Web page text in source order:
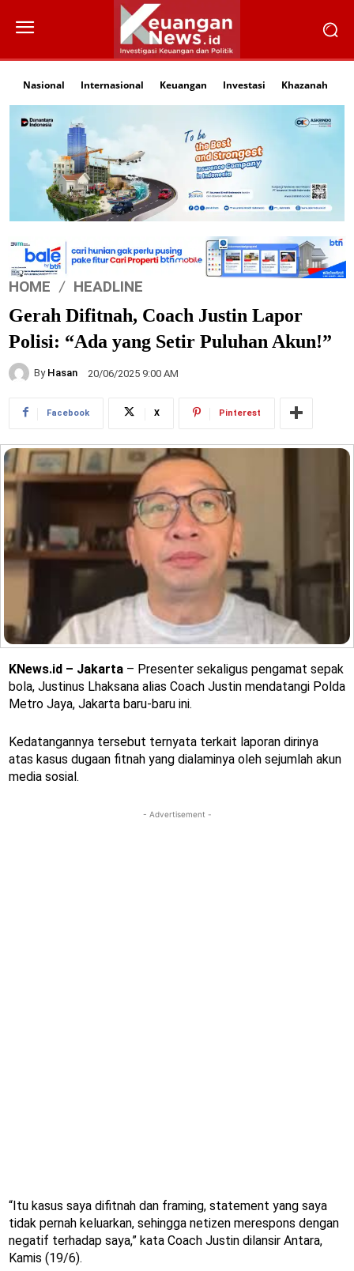
Nasional Internasional Keuangan Investasi Khazanah
HOME HEADLINE
Gerah Difitnah, Coach Justin Lapor
Polisi: “Ada yang Setir Puluhan Akun!”
By Hasan 20/06/2025 9:00 AM
Facebook X Pinterest
KNews.id – Jakarta – Presenter sekaligus pengamat sepak
bola, Justinus Lhaksana alias Coach Justin mendatangi Polda
Metro Jaya, Jakarta baru-baru ini.
Kedatangannya tersebut ternyata terkait laporan dirinya
atas kasus dugaan fitnah yang dialaminya oleh sejumlah akun
media sosial.
- Advertisement -
“Itu kasus saya difitnah dan framing, statement yang saya
tidak pernah keluarkan, sehingga netizen merespons dengan
negatif terhadap saya,” kata Coach Justin dilansir Antara,
Kamis (19/6).